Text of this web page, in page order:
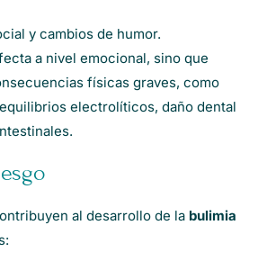
y cambios de humor.
a nivel emocional, sino que
físicas graves, como
electrolíticos, daño dental
al desarrollo de la bulimia